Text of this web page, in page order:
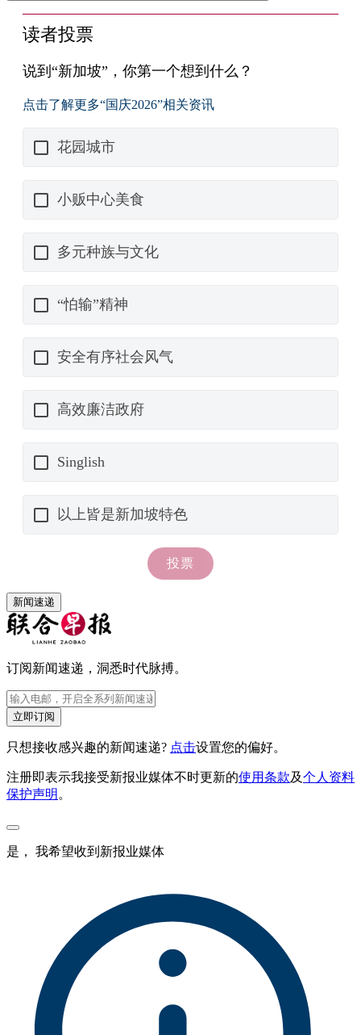
新闻速递
订阅新闻速递，洞悉时代脉搏。
立即订阅
只想接收感兴趣的新闻速递? 点击设置您的偏好。
注册即表示我接受新报业媒体不时更新的使用条款及个人资料
保护声明 。
是， 我希望收到新报业媒体